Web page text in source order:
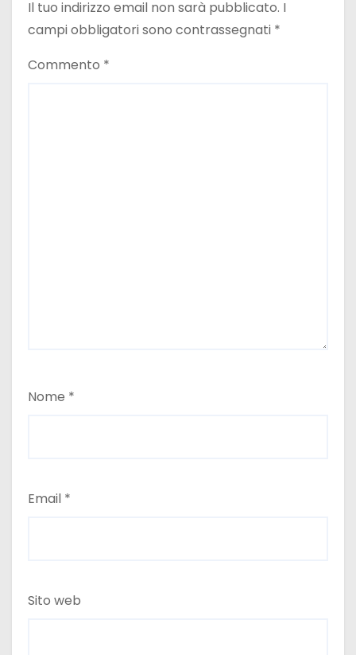
Il tuo indirizzo email non sarà pubblicato. I
campi obbligatori sono contrassegnati *
Commento *
Nome *
Email *
Sito web